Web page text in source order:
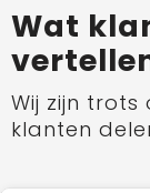
Wat
Wij zijn
klanten